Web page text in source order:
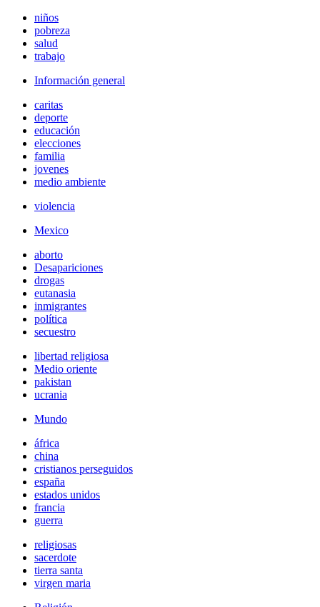
niños
pobreza
salud
trabajo
Información general
caritas
deporte
educación
elecciones
familia
jovenes
medio ambiente
violencia
Mexico
aborto
Desapariciones
drogas
eutanasia
inmigrantes
política
secuestro
libertad religiosa
Medio oriente
pakistan
ucrania
Mundo
áfrica
china
cristianos perseguidos
españa
estados unidos
francia
guerra
religiosas
sacerdote
tierra santa
virgen maria